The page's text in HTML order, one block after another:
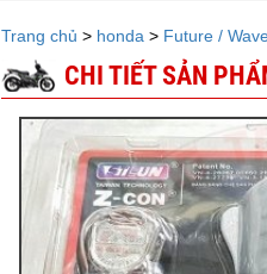
Trang chủ > honda > Future /
CHI TIẾT SẢN